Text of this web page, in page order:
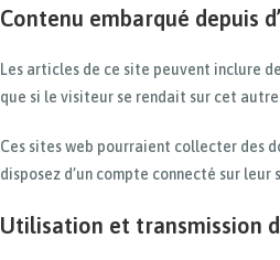
Contenu embarqué depuis
Les articles de ce site peuvent inclure
que si le visiteur se rendait sur cet
Ces sites web pourraient collecter des
disposez d’un compte connecté sur leur
Utilisation et transmission